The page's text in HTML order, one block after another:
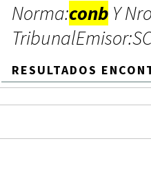
Norma:conb Y
RESULTADOS